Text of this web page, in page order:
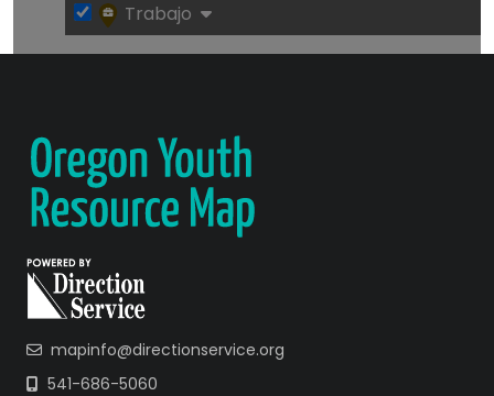
Trabajo
mapinfo@directionservice.org
541-686-5060